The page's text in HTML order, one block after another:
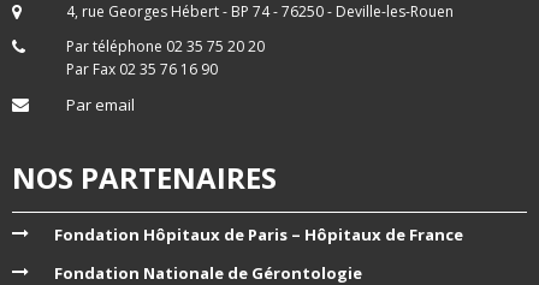
4, rue Georges Hébert - BP 74 - 76250 - Deville-les-Rouen
Par téléphone 02 35 75 20 20
Par Fax 02 35 76 16 90
Par email
NOS PARTENAIRES
Fondation Hôpitaux de Paris – Hôpitaux de France
Fondation Nationale de Gérontologie